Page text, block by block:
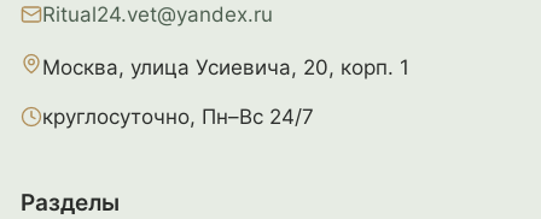
Ritual24.vet@yandex.ru
Москва, улица Усиевича, 20, корп. 1
круглосуточно, Пн–Вс 24/7
Разделы